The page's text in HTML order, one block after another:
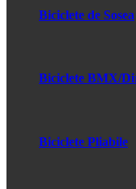
Biciclete de Sosea
Biciclete BMX/
Biciclete Pliabile